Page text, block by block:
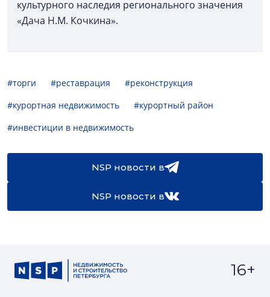
культурного наследия регионального значения
«Дача Н.М. Кочкина».
#торги #реставрация
#реконструкция
#курортная недвижимость
#курортный район
#инвестиции в недвижимость
NSP новости в
NSP новости в
16+